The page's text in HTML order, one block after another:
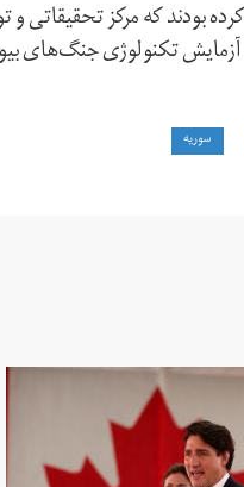
تکنولوژی‌ جنگ‌های
سوریه